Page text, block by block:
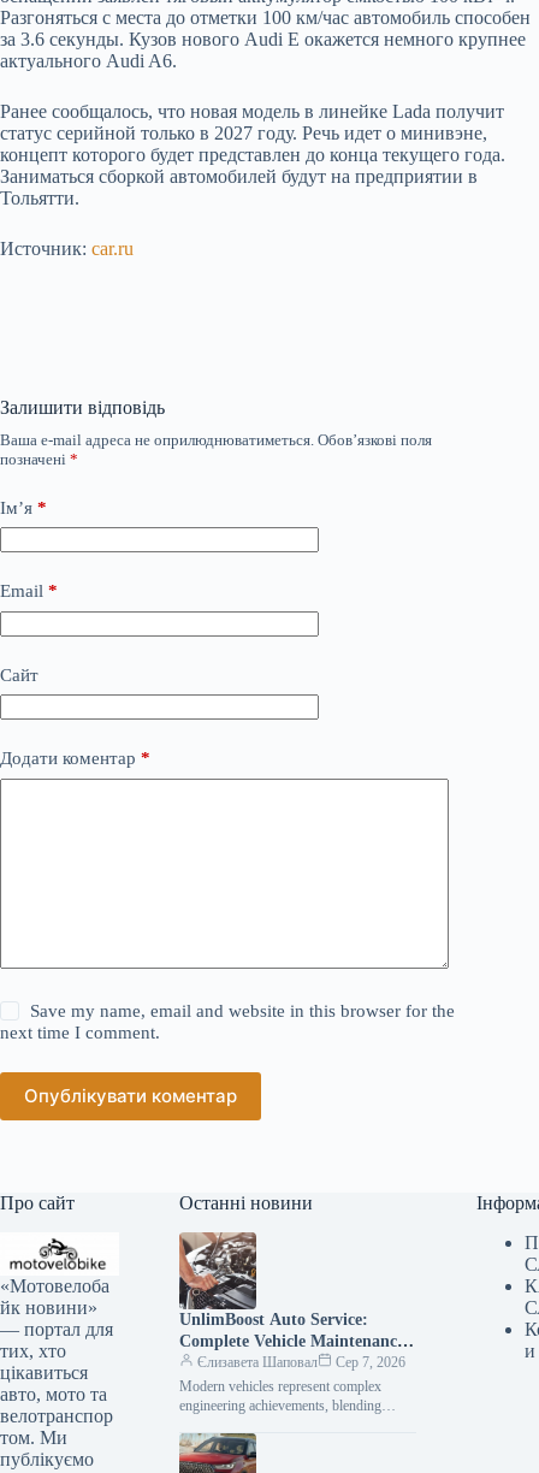
Разгоняться с места до отметки 100 км/час автомобиль способен
за 3.6 секунды. Кузов нового Audi E окажется немного крупнее
актуального Audi A6.
Ранее сообщалось, что новая модель в линейке Lada получит
статус серийной только в 2027 году. Речь идет о минивэне,
концепт которого будет представлен до конца текущего года.
Заниматься сборкой автомобилей будут на предприятии в
Тольятти.
Источник: car.ru
Залишити відповідь
Ваша e-mail адреса не оприлюднюватиметься. Обов’язкові поля
позначені *
Ім’я *
Email *
Сайт
Додати коментар *
Save my name, email and website in this browser for the
next time I comment.
Опублікувати коментар
Про сайт
«Мотовелоба
йк новини»
— портал для
тих, хто
цікавиться
авто, мото та
велотранспор
том. Ми
публікуємо
Останні новини
UnlimBoost Auto Service:
Complete Vehicle Maintenance
& ECU Tuning
Єлизавета Шаповал
Сер 7, 2026
Modern vehicles represent complex
engineering achievements, blending
with intricate electronic management
systems. When searching for specialized
и